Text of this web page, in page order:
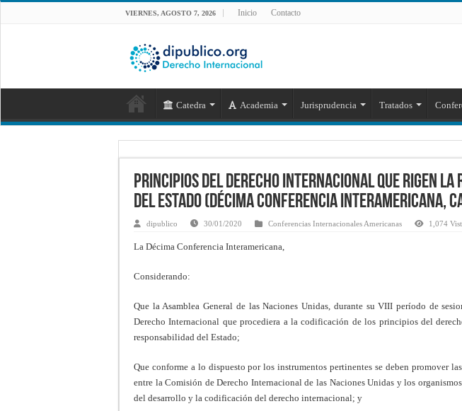
VIERNES, AGOSTO 7, 2026 Inicio Contacto
Catedra Academia Jurisprudencia Tratados
Principios del derecho internacional que rigen la
del Estado (Décima Conferencia Interamericana,
dipublico 30/01/2020 Conferencias Internacionales Americanas 1,074
La Décima Conferencia Interamericana,
Considerando:
Que la Asamblea General de las Naciones Unidas, durante su VIII período de
Derecho Internacional que procediera a la codificación de los principios del
responsabilidad del Estado;
Que conforme a lo dispuesto por los instrumentos pertinentes se deben promover
entre la Comisión de Derecho Internacional de las Naciones Unidas y los
del desarrollo y la codificación del derecho internacional; y